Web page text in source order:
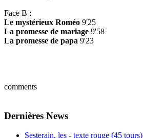
Face B :
Le mystérieux Roméo 9'25
La promesse de mariage 9'58
La promesse de papa 9'23
comments
Dernières News
Sesterain, les - texte rouge (45 tours)